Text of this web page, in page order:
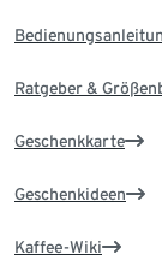
Ratgeber &
Geschenkkarte
Geschenkideen
Kaffee-Wiki